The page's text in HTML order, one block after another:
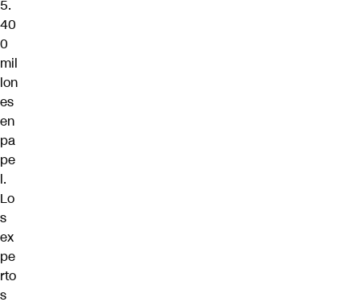
5.
40
0
mil
lon
es
en
pa
pe
l.
Lo
s
ex
pe
rto
s